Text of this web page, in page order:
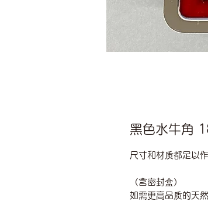
黑色水牛角
尺寸和材质都足以
（含密封盒）
如需更高品质的天